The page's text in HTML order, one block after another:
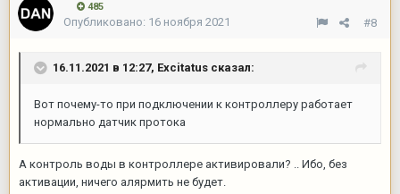
485
#8
Опубликовано: 16 ноября 2021
16.11.2021 в 12:27, Excitatus сказал:
Вот почему-то при подключении к контроллеру работает
нормально датчик протока
А контроль воды в контроллере активировали? .. Ибо, без
активации, ничего алярмить не будет.